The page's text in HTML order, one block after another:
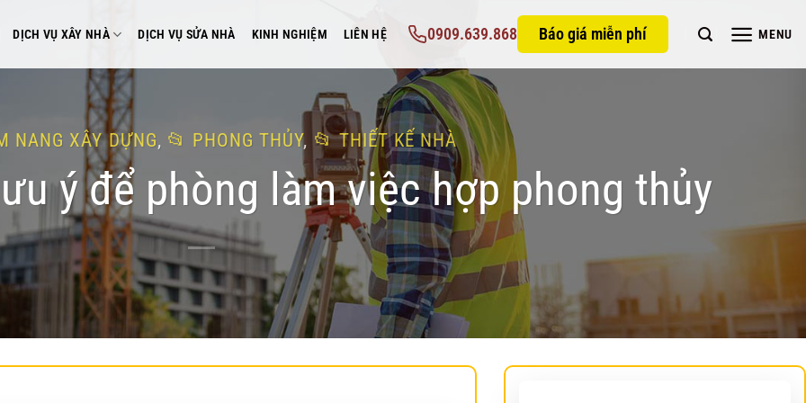
DỊCH VỤ XÂY NHÀ DỊCH VỤ SỬA NHÀ KINH NGHIỆM LIÊN HỆ 0909.639.868 Báo giá miễn phí MENU
NANG XÂY DỰNG, PHONG THỦY, THIẾT KẾ NHÀ
ý để phòng làm việc hợp phong thủy